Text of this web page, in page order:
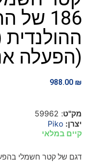
186
(הפעלה
988.00 ₪
מק"ט: 59962
יצרן: Piko
קיים במלאי
דגם של קטר חשמלי